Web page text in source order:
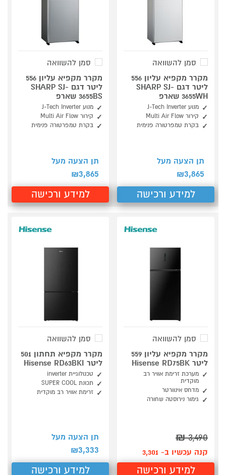
סמן להשוואה
מקרר מקפיא עליון 556
ליטר דגם SHARP SJ-
3655WH שארפ
מנוע J-Tech Inverter
קירור Multi Air Flow
בקרת טמפרטורה פנימית
תן הצעה מעל
₪3,865
למידע ורכישה
סמן להשוואה
מקרר מקפיא עליון 556
ליטר דגם SHARP SJ-
3655BS שארפ
מנוע J-Tech Inverter
קירור Multi Air Flow
בקרת טמפרטורה פנימית
תן הצעה מעל
₪3,865
למידע ורכישה
סמן להשוואה
מקרר מקפיא עליון 559
ליטר Hisense RD75BK
מערכת זרימת אוויר רב
מוקדית
מדחס אינוורטר
גימור נירוסטה שחורה
3,490
₪
קנה עכשיו ב- 3,301
למידע ורכישה
סמן להשוואה
מקרר מקפיא תחתון 501
ליטר Hisense RD63BKI
טכנולוגיית inverter
תכונת SUPER COOL
זרימת אוויר רב מוקדית
תן הצעה מעל
₪3,333
למידע ורכישה